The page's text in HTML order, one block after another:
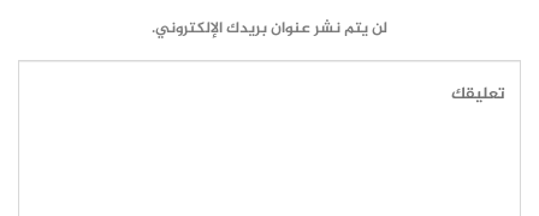
لن يتم نشر عنوان بريدك الإلكتروني.